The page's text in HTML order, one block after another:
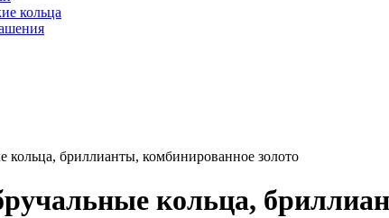
кольца
бриллианты, комбинированное золото
кольца,